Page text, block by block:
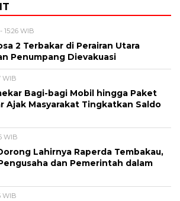
15:26 WIB
2 Terbakar di Perairan Utara
Penumpang Dievakuasi
WIB
Bagi-bagi Mobil hingga Paket
Ajak Masyarakat Tingkatkan Saldo
WIB
Lahirnya Raperda Tembakau,
dan Pemerintah dalam
WIB